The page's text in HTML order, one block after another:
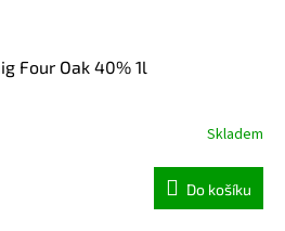
Four Oak 40% 1l
Skladem
Do košíku